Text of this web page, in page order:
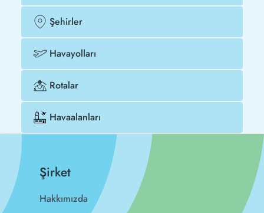
Şehirler
Havayolları
Rotalar
Havaalanları
Şirket
Hakkımızda